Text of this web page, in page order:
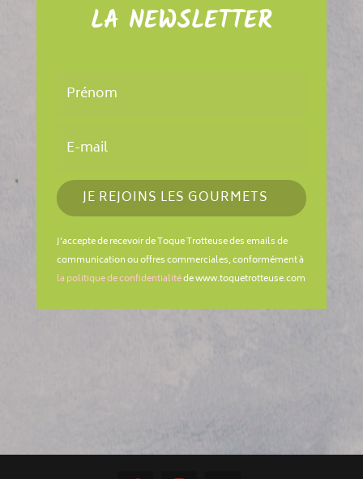
LA NEWSLETTER
JE REJOINS LES GOURMETS
J'accepte de recevoir de Toque Trotteuse des emails de
communication ou offres commerciales, conformément à
la politique de confidentialitéde www.toquetrotteuse.com